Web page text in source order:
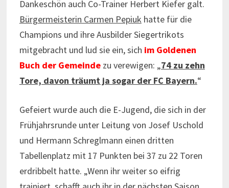
Dankeschön auch Co-Trainer Herbert Kiefer galt.
Bürgermeisterin Carmen Pepiuk hatte für die
Champions und ihre Ausbilder Siegertrikots
mitgebracht und lud sie ein, sich im Goldenen
Buch der Gemeindezu verewigen: „74 zu zehn
Tore, davon träumt ja sogar der FC Bayern.“
Gefeiert wurde auch die E-Jugend, die sich in der
Frühjahrsrunde unter Leitung von Josef Uschold
und Hermann Schreglmann einen dritten
Tabellenplatz mit 17 Punkten bei 37 zu 22 Toren
erdribbelt hatte. „Wenn ihr weiter so eifrig